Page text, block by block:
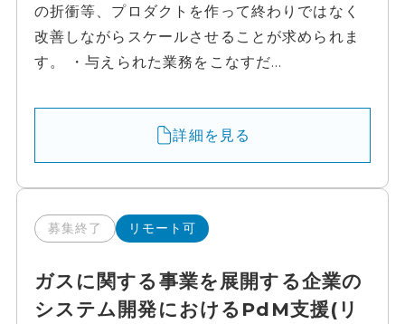
の折衝等、プロダクトを作って終わりではなく
改善しながらスケールさせることが求められま
す。 ・与えられた業務をこなすだ...
詳細を見る
募集終了 リモート可
ガスに関する事業を展開する企業の
システム開発におけるPdM支援(リ